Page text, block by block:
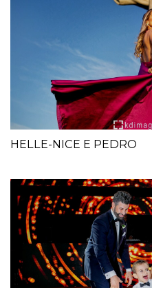
HELLE-NICE E PEDRO